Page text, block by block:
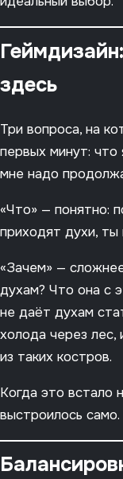
здесь
Три вопроса, на
первых минут:
мне надо
«Что» — понятно:
приходят духи, ты
«Зачем» —
духам? Что она с
не даёт духам
холода через
из таких костров.
Когда это встало
выстроилось само.